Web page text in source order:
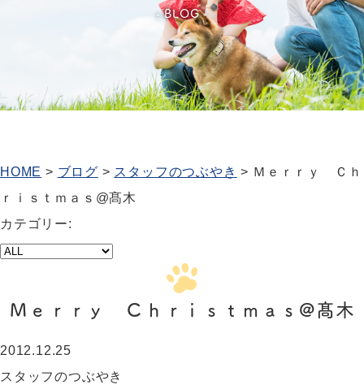
BLOG
HOME > ブログ > スタッフのつぶやき > Ｍｅｒｒｙ Ｃｈ
ｒｉｓｔｍａｓ@髙木
カテゴリー:
Ｍｅｒｒｙ Ｃｈｒｉｓｔｍａｓ@髙木
2012.12.25
スタッフのつぶやき